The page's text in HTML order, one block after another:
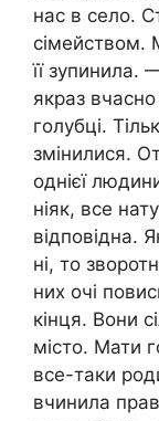
нас в село.
сімейством.
її зупинила.
якраз
голубці.
змінилися.
однієї
ніяк, все
відповідна.
ні, то
них очі
кінця. Вони
місто. Мати
все-таки
вчинила